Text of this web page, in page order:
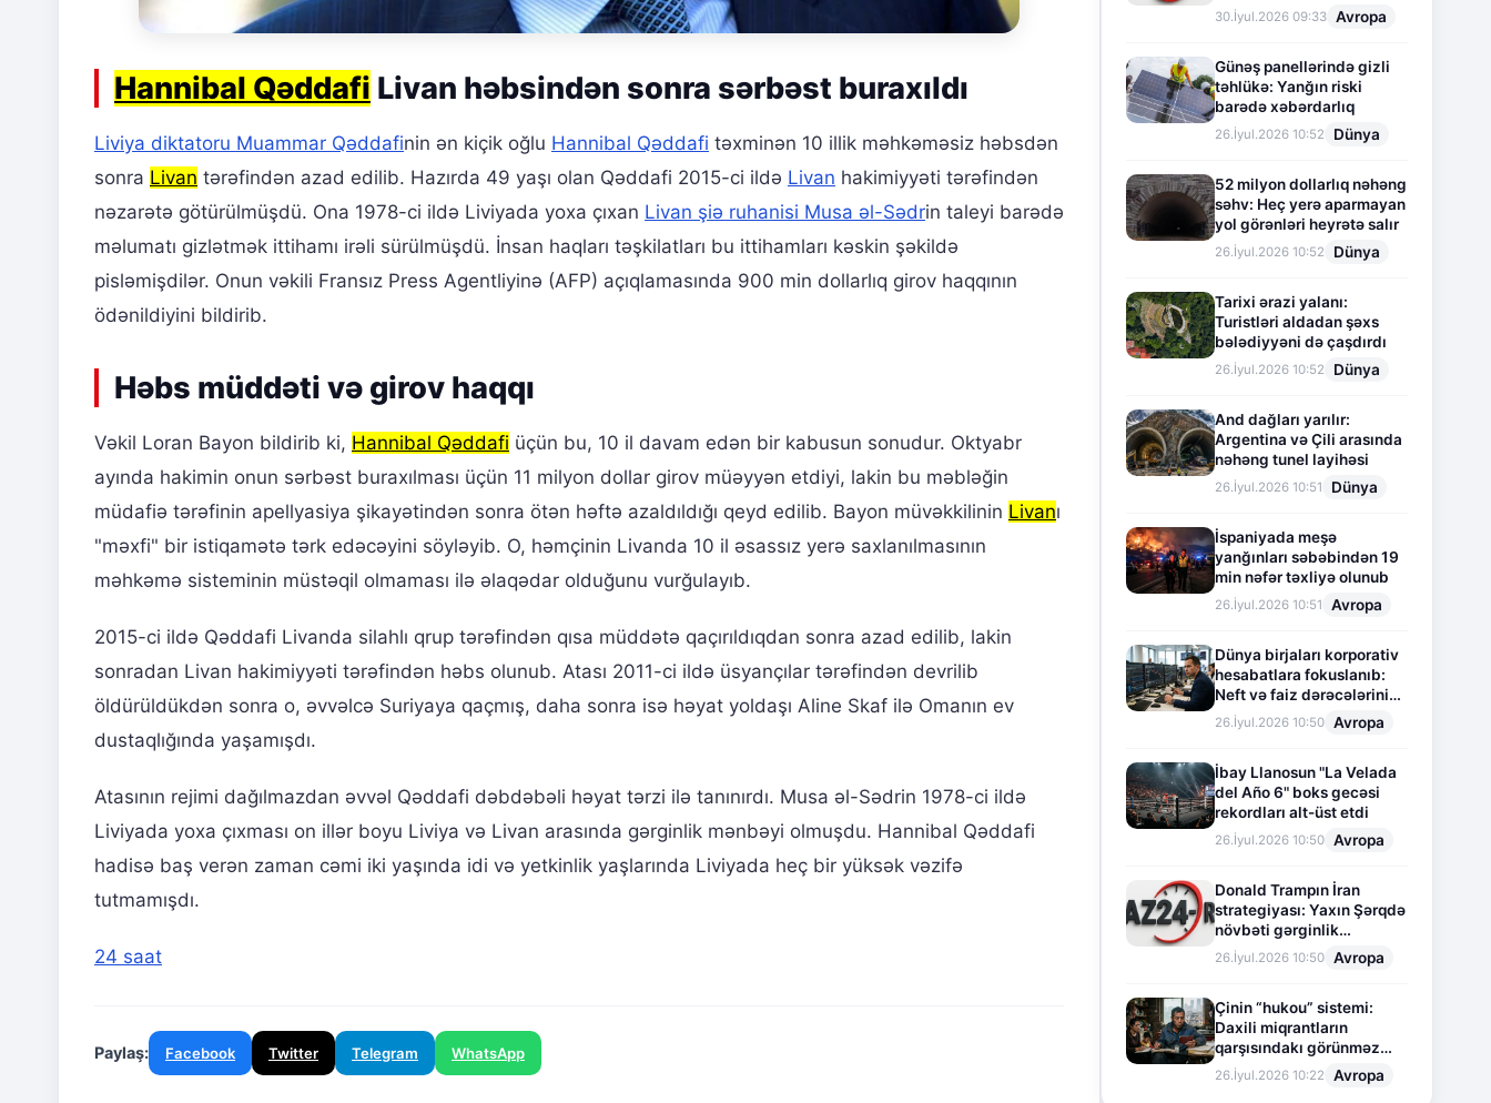
Hannibal Qəddafi Livan həbsindən sonra sərbəst buraxıldı
Liviya diktatoru Muammar Qəddafinin ən kiçik oğlu Hannibal Qəddafi təxminən 10 illik məhkəməsiz həbsdən
sonra Livan tərəfindən azad edilib. Hazırda 49 yaşı olan Qəddafi 2015-ci ildə Livan hakimiyyəti tərəfindən
nəzarətə götürülmüşdü. Ona 1978-ci ildə Liviyada yoxa çıxan Livan şiə ruhanisi Musa əl-Sədrin taleyi barədə
məlumatı gizlətmək ittihamı irəli sürülmüşdü. İnsan haqları təşkilatları bu ittihamları kəskin şəkildə
pisləmişdilər. Onun vəkili Fransız Press Agentliyinə (AFP) açıqlamasında 900 min dollarlıq girov haqqının
ödənildiyini bildirib.
Həbs müddəti və girov haqqı
Vəkil Loran Bayon bildirib ki, Hannibal Qəddafi üçün bu, 10 il davam edən bir kabusun sonudur. Oktyabr
ayında hakimin onun sərbəst buraxılması üçün 11 milyon dollar girov müəyyən etdiyi, lakin bu məbləğin
müdafiə tərəfinin apellyasiya şikayətindən sonra ötən həftə azaldıldığı qeyd edilib. Bayon müvəkkilinin Livanı
"məxfi" bir istiqamətə tərk edəcəyini söyləyib. O, həmçinin Livanda 10 il əsassız yerə saxlanılmasının
məhkəmə sisteminin müstəqil olmaması ilə əlaqədar olduğunu vurğulayıb.
2015-ci ildə Qəddafi Livanda silahlı qrup tərəfindən qısa müddətə qaçırıldıqdan sonra azad edilib, lakin
sonradan Livan hakimiyyəti tərəfindən həbs olunub. Atası 2011-ci ildə üsyançılar tərəfindən devrilib
öldürüldükdən sonra o, əvvəlcə Suriyaya qaçmış, daha sonra isə həyat yoldaşı Aline Skaf ilə Omanın ev
dustaqlığında yaşamışdı.
Atasının rejimi dağılmazdan əvvəl Qəddafi dəbdəbəli həyat tərzi ilə tanınırdı. Musa əl-Sədrin 1978-ci ildə
Liviyada yoxa çıxması on illər boyu Liviya və Livan arasında gərginlik mənbəyi olmuşdu. Hannibal Qəddafi
hadisə baş verən zaman cəmi iki yaşında idi və yetkinlik yaşlarında Liviyada heç bir yüksək vəzifə
tutmamışdı.
24 saat
Paylaş: Facebook Twitter Telegram WhatsApp
30.İyul.2026 09:33 Avropa
Günəş panellərində gizli
təhlükə: Yanğın riski
barədə xəbərdarlıq
26.İyul.2026 10:52 Dünya
52 milyon dollarlıq nəhəng
səhv: Heç yerə aparmayan
yol görənləri heyrətə salır
26.İyul.2026 10:52 Dünya
Tarixi ərazi yalanı:
Turistləri aldadan şəxs
bələdiyyəni də çaşdırdı
26.İyul.2026 10:52 Dünya
And dağları yarılır:
Argentina və Çili arasında
nəhəng tunel layihəsi
26.İyul.2026 10:51 Dünya
İspaniyada meşə
yanğınları səbəbindən 19
min nəfər təxliyə olunub
26.İyul.2026 10:51 Avropa
Dünya birjaları korporativ
hesabatlara fokuslanıb:
Neft və faiz dərəcələrinin
təsiri altında cari vəziyyət
26.İyul.2026 10:50 Avropa
İbay Llanosun "La Velada
del Año 6" boks gecəsi
rekordları alt-üst etdi
26.İyul.2026 10:50 Avropa
Donald Trampın İran
strategiyası: Yaxın Şərqdə
növbəti gərginlik
mərhələsi
26.İyul.2026 10:50 Avropa
Çinin “hukou” sistemi:
Daxili miqrantların
qarşısındakı görünməz
sədd
26.İyul.2026 10:22 Avropa